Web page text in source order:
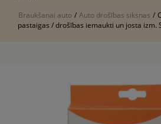
Braukšanai auto / Auto drošības siksnas /
pastaigas / drošības iemaukti un josta izm.